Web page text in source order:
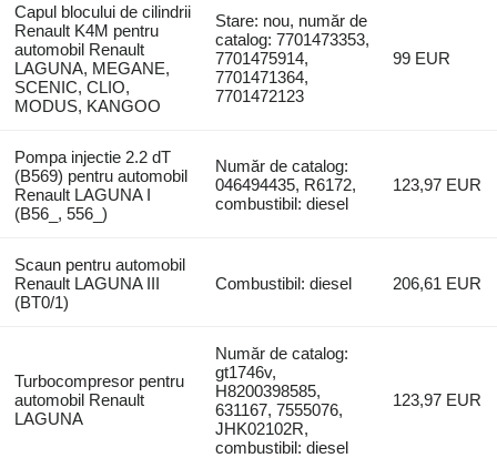
Capul blocului de cilindrii
Renault K4M pentru
automobil Renault
LAGUNA, MEGANE,
SCENIC, CLIO,
MODUS, KANGOO
Stare: nou, număr de
catalog: 7701473353,
7701475914,
7701471364,
7701472123
99 EUR
Pompa injectie 2.2 dT
(B569) pentru automobil
Renault LAGUNA I
(B56_, 556_)
Număr de catalog:
046494435, R6172,
combustibil: diesel
123,97 EUR
Scaun pentru automobil
Renault LAGUNA III
(BT0/1)
Combustibil: diesel 206,61 EUR
Turbocompresor pentru
automobil Renault
LAGUNA
Număr de catalog:
gt1746v,
H8200398585,
631167, 7555076,
JHK02102R,
combustibil: diesel
123,97 EUR